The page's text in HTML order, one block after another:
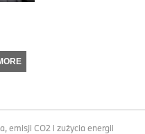
emisji CO2 i zużycia energii